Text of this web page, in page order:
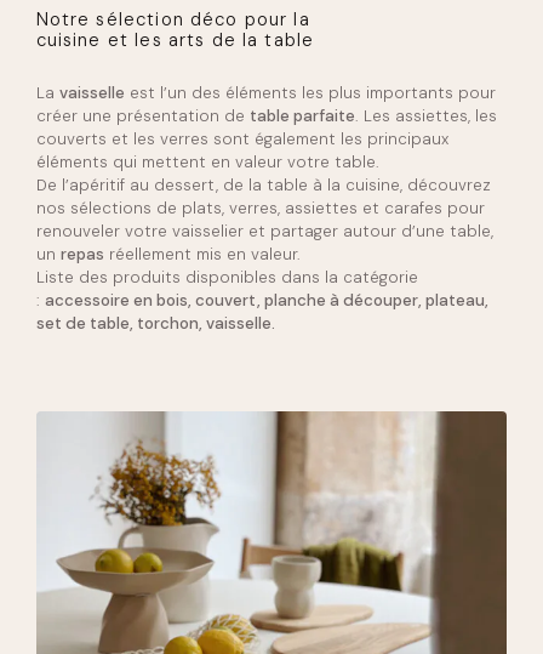
Notre sélection déco pour la
cuisine et les arts de la table
La vaisselle est l’un des éléments les plus importants pour
créer une présentation de table parfaite. Les assiettes, les
couverts et les verres sont également les principaux
éléments qui mettent en valeur votre table.
De l’apéritif au dessert, de la table à la cuisine, découvrez
nos sélections de plats, verres, assiettes et carafes pour
renouveler votre vaisselier et partager autour d’une table,
un repas réellement mis en valeur.
Liste des produits disponibles dans la catégorie
: accessoire en bois, couvert, planche à découper, plateau,
set de table, torchon, vaisselle.